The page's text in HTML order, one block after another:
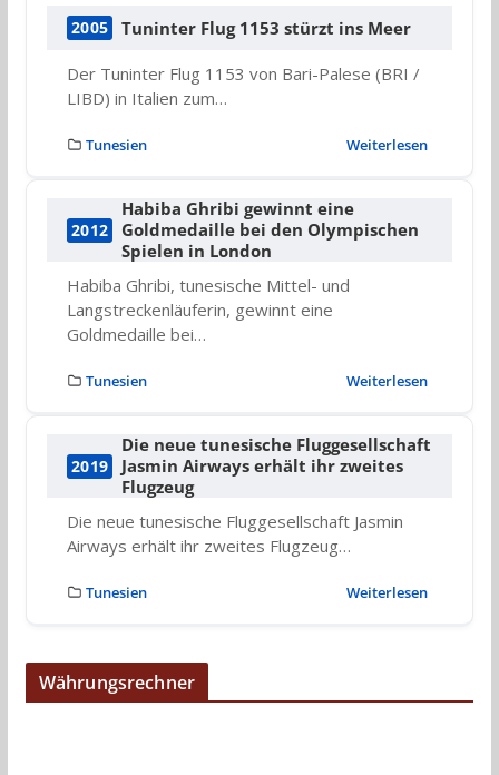
2005 Tuninter Flug 1153 stürzt ins Meer
Der Tuninter Flug 1153 von Bari-Palese (BRI /
LIBD) in Italien zum…
Tunesien Weiterlesen
2012
Habiba Ghribi gewinnt eine
Goldmedaille bei den Olympischen
Spielen in London
Habiba Ghribi, tunesische Mittel- und
Langstreckenläuferin, gewinnt eine
Goldmedaille bei…
Tunesien Weiterlesen
2019
Die neue tunesische Fluggesellschaft
Jasmin Airways erhält ihr zweites
Flugzeug
Die neue tunesische Fluggesellschaft Jasmin
Airways erhält ihr zweites Flugzeug…
Tunesien Weiterlesen
Währungsrechner